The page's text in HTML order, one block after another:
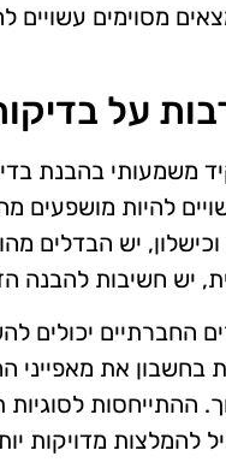
מסוימים עשויים
על
משמעותי בהבנת
להיות מושפעים
יש הבדלים
יש חשיבות להבנה
החברתיים יכולים
בחשבון את מאפייני
ההתייחסות
להמלצות מדויקות